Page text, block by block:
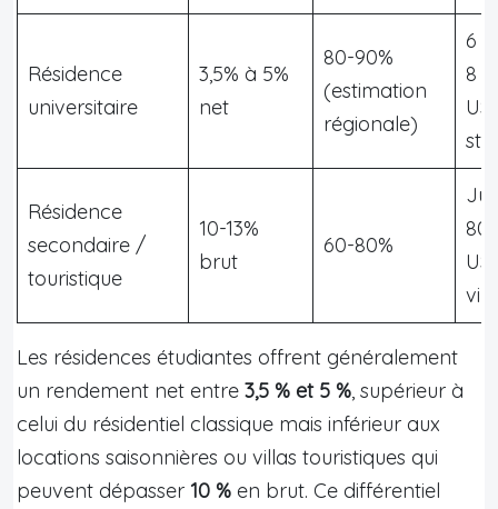
Résidence
universitaire
3,5% à 5%
net
80-90%
(estimation
régionale)
6
8
Résidence
secondaire /
touristique
10-13%
brut
60-80%
80
Les résidences étudiantes offrent généralement
un rendement net entre 3,5 % et 5 %, supérieur à
celui du résidentiel classique mais inférieur aux
locations saisonnières ou villas touristiques qui
peuvent dépasser 10 % en brut. Ce différentiel